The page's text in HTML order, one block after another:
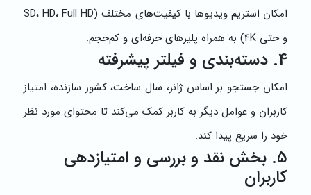
امکان استریم ویدیوها با کیفیت‌های مختلف (SD، HD، Full HD
و حتی 4K) به همراه پلیرهای حرفه‌ای و کم‌حجم.
4. دسته‌بندی و فیلتر پیشرفته
امکان جستجو بر اساس ژانر، سال ساخت، کشور سازنده، امتیاز
کاربران و عوامل دیگر به کاربر کمک می‌کند تا محتوای مورد نظر
خود را سریع پیدا کند.
5. بخش نقد و بررسی و امتیازدهی
کاربران